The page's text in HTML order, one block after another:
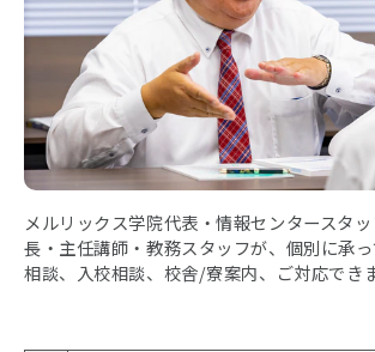
メルリックス学院代表・情報センタースタ
長・主任講師・教務スタッフが、個別に承
相談、入校相談、校舎/寮案内、ご対応できま